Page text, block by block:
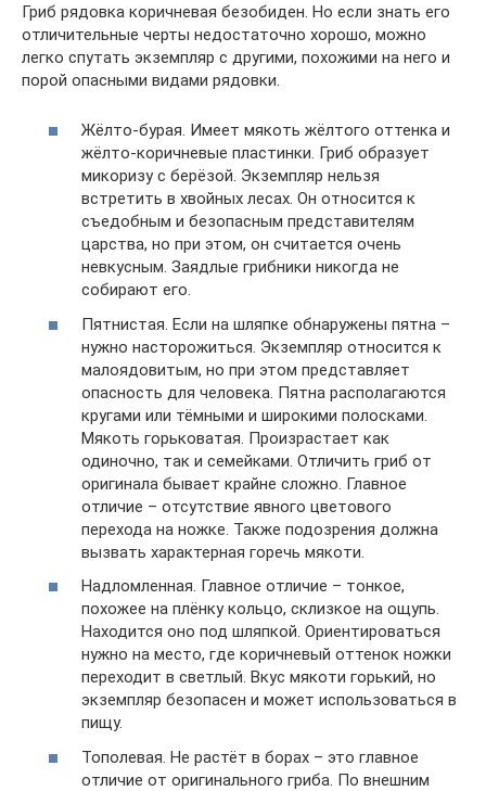
Гриб рядовка коричневая безобиден. Но если знать его
отличительные черты недостаточно хорошо, можно
легко спутать экземпляр с другими, похожими на него и
порой опасными видами рядовки.
Жёлто-бурая. Имеет мякоть жёлтого оттенка и
жёлто-коричневые пластинки. Гриб образует
микоризу с берёзой. Экземпляр нельзя
встретить в хвойных лесах. Он относится к
съедобным и безопасным представителям
царства, но при этом, он считается очень
невкусным. Заядлые грибники никогда не
собирают его.
Пятнистая. Если на шляпке обнаружены пятна –
нужно насторожиться. Экземпляр относится к
малоядовитым, но при этом представляет
опасность для человека. Пятна располагаются
кругами или тёмными и широкими полосками.
Мякоть горьковатая. Произрастает как
одиночно, так и семейками. Отличить гриб от
оригинала бывает крайне сложно. Главное
отличие – отсутствие явного цветового
перехода на ножке. Также подозрения должна
вызвать характерная горечь мякоти.
Надломленная. Главное отличие – тонкое,
похожее на плёнку кольцо, склизкое на ощупь.
Находится оно под шляпкой. Ориентироваться
нужно на место, где коричневый оттенок ножки
переходит в светлый. Вкус мякоти горький, но
экземпляр безопасен и может использоваться в
пищу.
Тополевая. Не растёт в борах – это главное
отличие от оригинального гриба. По внешним